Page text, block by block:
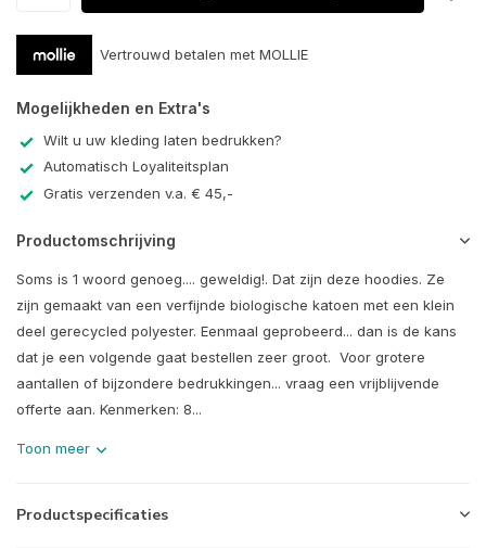
Vertrouwd betalen met MOLLIE
Mogelijkheden en Extra's
Wilt u uw kleding laten bedrukken?
Automatisch Loyaliteitsplan
Gratis verzenden v.a. € 45,-
Productomschrijving
Soms is 1 woord genoeg.... geweldig!. Dat zijn deze hoodies. Ze
zijn gemaakt van een verfijnde biologische katoen met een klein
deel gerecycled polyester. Eenmaal geprobeerd... dan is de kans
dat je een volgende gaat bestellen zeer groot. Voor grotere
aantallen of bijzondere bedrukkingen... vraag een vrijblijvende
offerte aan. Kenmerken: 8...
Toon meer
Productspecificaties